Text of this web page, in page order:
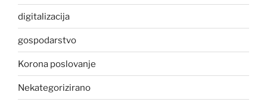
digitalizacija
gospodarstvo
Korona poslovanje
Nekategorizirano